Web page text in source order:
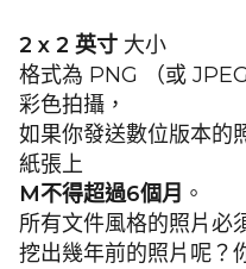
2 x 2 英寸 大小
格式為 PNG （或
彩色拍攝，
如果你發送數位版本的
紙張上
M不得超過6個月 。
所有文件風格的照片必
挖出幾年前的照片呢？